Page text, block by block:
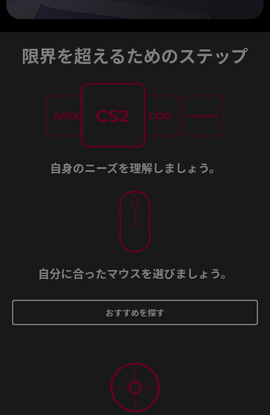
限界を超えるためのステップ
自身のニーズを理解しましょう。
自分に合ったマウスを選びましょう。
おすすめを探す